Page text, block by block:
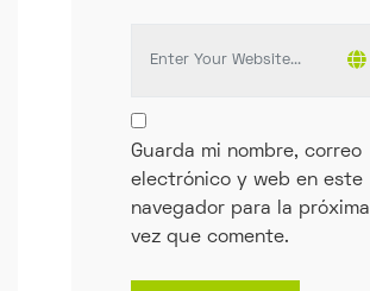
Guarda mi nombre, correo
electrónico y web en este
navegador para la próxima
vez que comente.